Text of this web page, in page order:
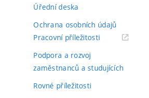
Úřední deska
Ochrana osobních údajů
Pracovní příležitosti(externí
Podpora a rozvoj
zaměstnanců a studujících
Rovné příležitosti